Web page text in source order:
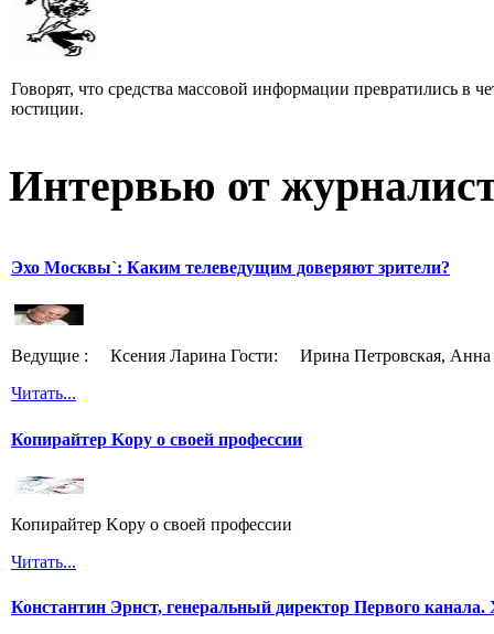
Говорят, что средства массовой информации превратились в
юстиции.
Интервью от
Эхо Москвы`: Каким телеведущим доверяют зрители?
Ведущие : Ксения Ларина Гости: Ирина Петровская, Анна
Читать...
Копирайтер Kopy о своей профессии
Копирайтер Kopy о своей профессии
Читать...
Константин Эрнст, генеральный директор Первого канала.